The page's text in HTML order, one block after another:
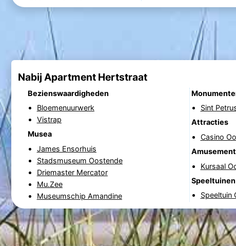
Nabij Apartment Hertstraat
Bezienswaardigheden
Bloemenuurwerk
Vistrap
Musea
James Ensorhuis
Stadsmuseum Oostende
Driemaster Mercator
Mu.Zee
Museumschip Amandine
Sint
Attracties
Casino
Amusement
Kursaal
Speeltuinen
Speeltuin